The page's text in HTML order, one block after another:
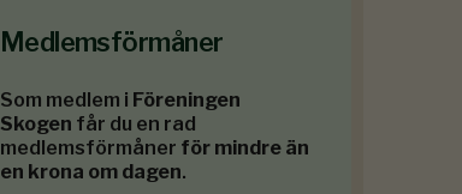
Medlemsförmåner
Som medlem i Föreningen
Skogen får du en rad
medlemsförmåner för mindre än
en krona om dagen.